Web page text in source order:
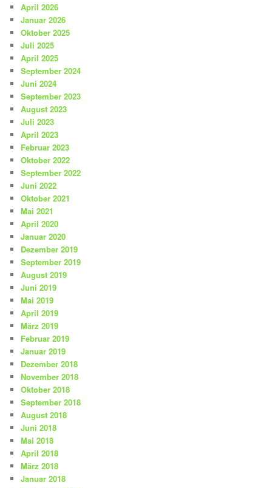
April 2026
Januar 2026
Oktober 2025
Juli 2025
April 2025
September 2024
Juni 2024
September 2023
August 2023
Juli 2023
April 2023
Februar 2023
Oktober 2022
September 2022
Juni 2022
Oktober 2021
Mai 2021
April 2020
Januar 2020
Dezember 2019
September 2019
August 2019
Juni 2019
Mai 2019
April 2019
März 2019
Februar 2019
Januar 2019
Dezember 2018
November 2018
Oktober 2018
September 2018
August 2018
Juni 2018
Mai 2018
April 2018
März 2018
Januar 2018